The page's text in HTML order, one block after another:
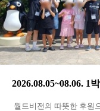
2026.08.05~08.06. 1
월드비전의 따뜻한 후원